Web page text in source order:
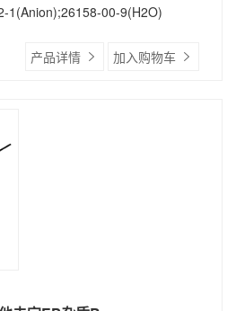
1(Anion);26158-00-9(H2O)
产品详情 加入购物车